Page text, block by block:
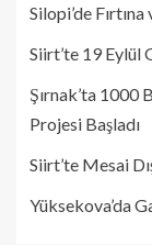
Silopi’de
Siirt’te 19 Eylül
Şırnak’ta 1000
Projesi Başladı
Siirt’te Mesai
Yüksekova’da